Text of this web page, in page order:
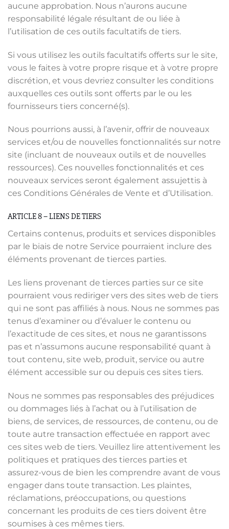
aucune approbation. Nous n’aurons aucune
responsabilité légale résultant de ou liée à
l’utilisation de ces outils facultatifs de tiers.
Si vous utilisez les outils facultatifs offerts sur le site,
vous le faites à votre propre risque et à votre propre
discrétion, et vous devriez consulter les conditions
auxquelles ces outils sont offerts par le ou les
fournisseurs tiers concerné(s).
Nous pourrions aussi, à l’avenir, offrir de nouveaux
services et/ou de nouvelles fonctionnalités sur notre
site (incluant de nouveaux outils et de nouvelles
ressources). Ces nouvelles fonctionnalités et ces
nouveaux services seront également assujettis à
ces Conditions Générales de Vente et d’Utilisation.
ARTICLE 8 – LIENS DE TIERS
Certains contenus, produits et services disponibles
par le biais de notre Service pourraient inclure des
éléments provenant de tierces parties.
Les liens provenant de tierces parties sur ce site
pourraient vous rediriger vers des sites web de tiers
qui ne sont pas affiliés à nous. Nous ne sommes pas
tenus d’examiner ou d’évaluer le contenu ou
l’exactitude de ces sites, et nous ne garantissons
pas et n’assumons aucune responsabilité quant à
tout contenu, site web, produit, service ou autre
élément accessible sur ou depuis ces sites tiers.
Nous ne sommes pas responsables des préjudices
ou dommages liés à l’achat ou à l’utilisation de
biens, de services, de ressources, de contenu, ou de
toute autre transaction effectuée en rapport avec
ces sites web de tiers. Veuillez lire attentivement les
politiques et pratiques des tierces parties et
assurez-vous de bien les comprendre avant de vous
engager dans toute transaction. Les plaintes,
réclamations, préoccupations, ou questions
concernant les produits de ces tiers doivent être
soumises à ces mêmes tiers.